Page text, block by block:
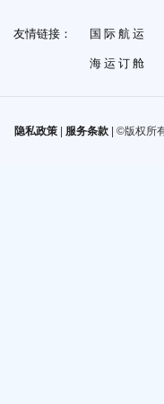
友情链接： 国际航运
海运订舱
隐私政策| 服务条款| ©版权所